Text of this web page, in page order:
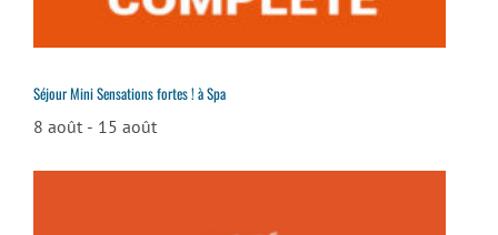
Séjour Mini Sensations fortes ! à Spa
8 août - 15 août